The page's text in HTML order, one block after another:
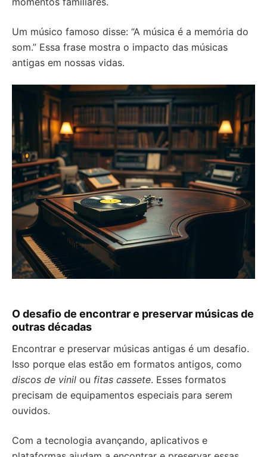
Um músico famoso disse: “A música é a memória do
som.” Essa frase mostra o impacto das músicas
antigas em nossas vidas.
O desafio de encontrar e preservar músicas de
outras décadas
Encontrar e preservar músicas antigas é um desafio.
Isso porque elas estão em formatos antigos, como
discos de vinil ou fitas cassete. Esses formatos
precisam de equipamentos especiais para serem
ouvidos.
Com a tecnologia avançando, aplicativos e